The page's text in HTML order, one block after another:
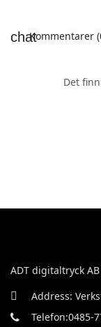
Kommentarer
Det
ADT digitaltryck AB
Address:
Telefon:0485-